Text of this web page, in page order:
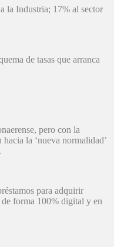
la Industria; 17% al sector
de tasas que arranca
pero con la
la ‘nueva normalidad’
para adquirir
forma 100% digital y en